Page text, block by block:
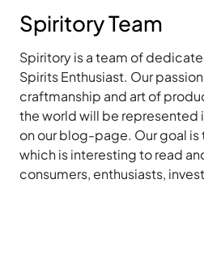
Spiritory Team
Spiritory is a team of
Spirits Enthusiast. Our
craftmanship and art of
the world will be represented
on our blog-page. Our goal
which is interesting to read
consumers, enthusiasts,